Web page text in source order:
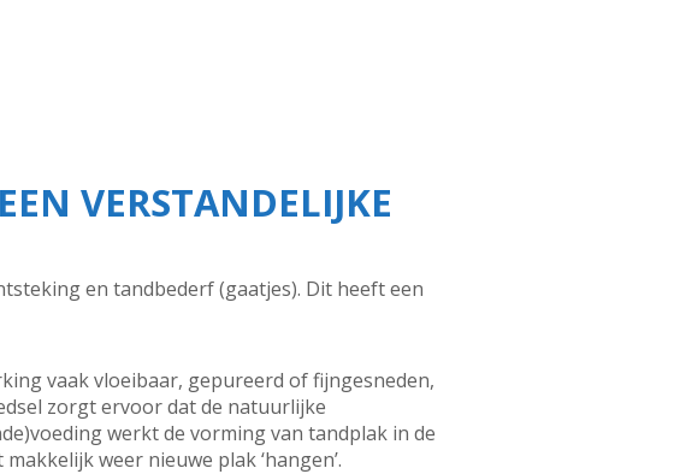
VERSTANDELIJKE
en tandbederf (gaatjes). Dit heeft een
vaak vloeibaar, gepureerd of fijngesneden,
zorgt ervoor dat de natuurlijke
werkt de vorming van tandplak in de
weer nieuwe plak ‘hangen’.